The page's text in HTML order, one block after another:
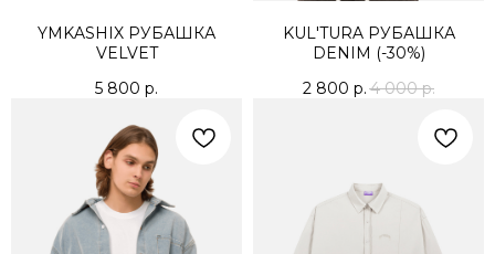
YMKASHIX РУБАШКА
VELVET
5 800 р.
KUL'TURA РУБАШКА
DENIM (-30%)
2 800 р.4 000 р.